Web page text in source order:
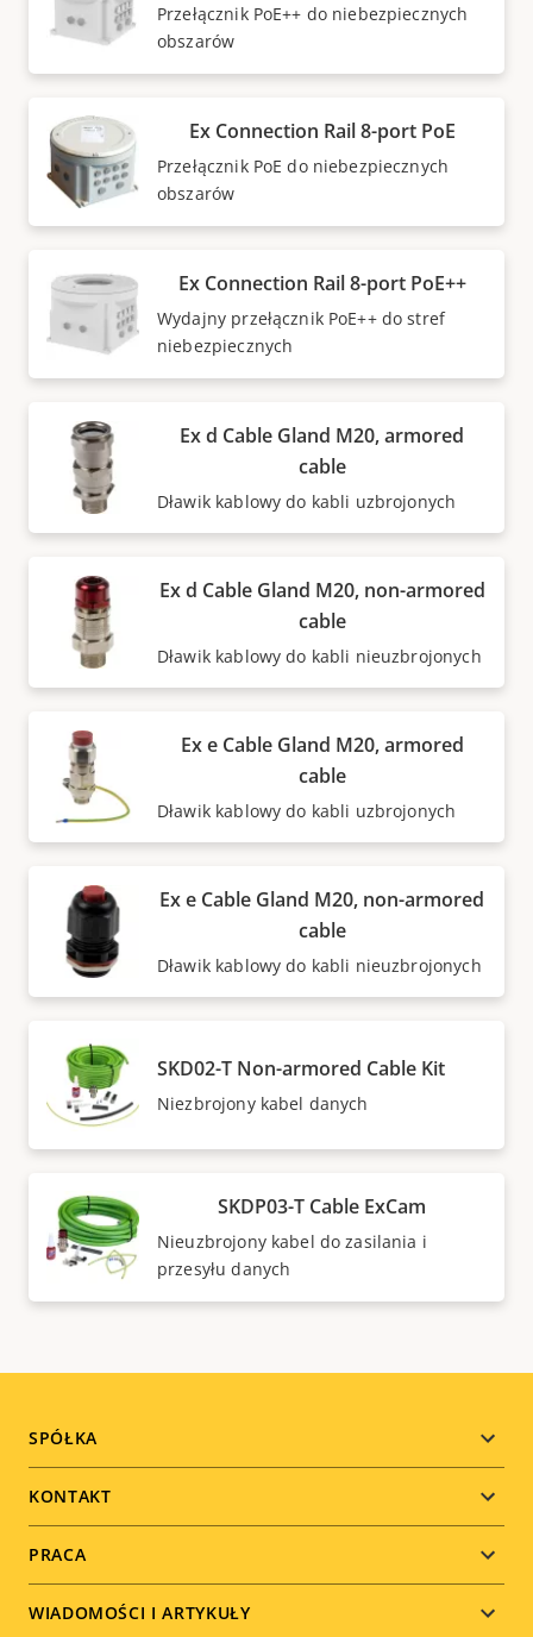
Przełącznik PoE++ do niebezpiecznych
obszarów
Ex Connection Rail 8-port PoE
Przełącznik PoE do niebezpiecznych
obszarów
Ex Connection Rail 8-port PoE++
Wydajny przełącznik PoE++ do stref
niebezpiecznych
Ex d Cable Gland M20, armored
cable
Dławik kablowy do kabli uzbrojonych
Ex d Cable Gland M20, non-armored
cable
Dławik kablowy do kabli nieuzbrojonych
Ex e Cable Gland M20, armored
cable
Dławik kablowy do kabli uzbrojonych
Ex e Cable Gland M20, non-armored
cable
Dławik kablowy do kabli nieuzbrojonych
SKD02-T Non-armored Cable Kit
Niezbrojony kabel danych
SKDP03-T Cable ExCam
Nieuzbrojony kabel do zasilania i
przesyłu danych
Footer
menu
SPÓŁKA
KONTAKT
PRACA
WIADOMOŚCI I ARTYKUŁY